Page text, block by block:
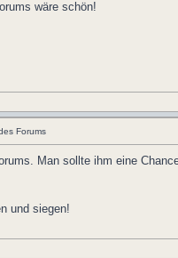
wäre schön!
Forums
Man sollte ihm eine
und siegen!